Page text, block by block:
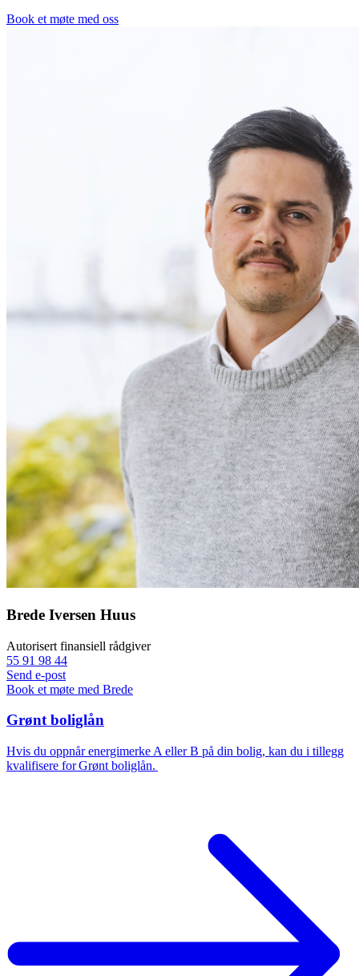
Book et møte med oss
Brede Iversen Huus
Autorisert finansiell rådgiver
55 91 98 44
Send e-post
Book et møte med Brede
Grønt boliglån
Hvis du oppnår energimerke A eller B på din bolig, kan du i tillegg
kvalifisere for Grønt boliglån.